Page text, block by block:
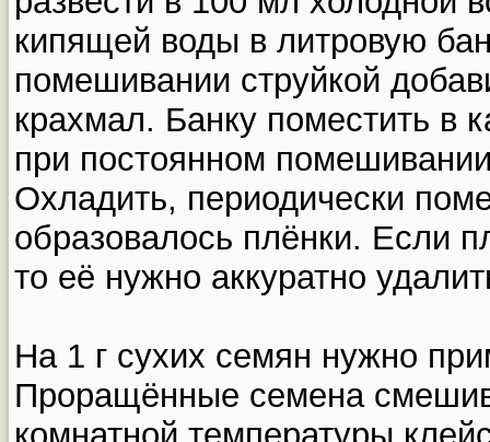
кипящей воды в литровую
помешивании струйкой
крахмал. Банку поместить в
при постоянном
Охладить, периодически
образовалось плёнки. Если
то её нужно аккуратно
На 1 г сухих семян нужно
Проращённые семена